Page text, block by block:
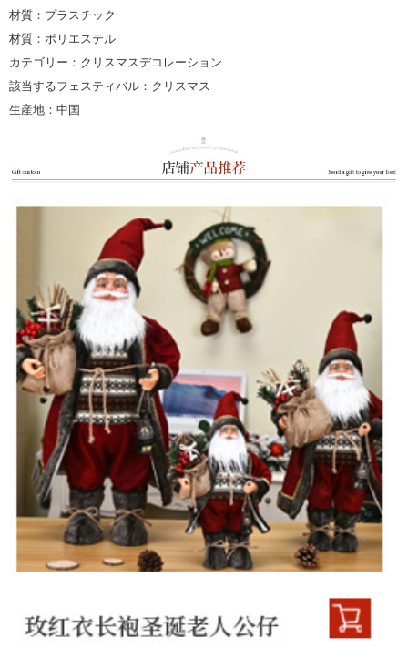
材質：プラスチック
材質：ポリエステル
カテゴリー：クリスマスデコレーション
該当するフェスティバル：クリスマス
生産地：中国